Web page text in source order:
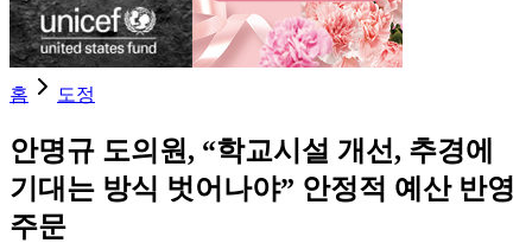
홈 도정
안명규 도의원, “학교시설 개선, 추경에
기대는 방식 벗어나야” 안정적 예산 반영
주문